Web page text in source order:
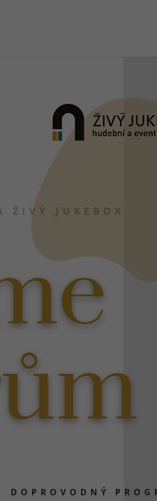
ŽIVÝ JUKEBOX
DOPROVODNÝ